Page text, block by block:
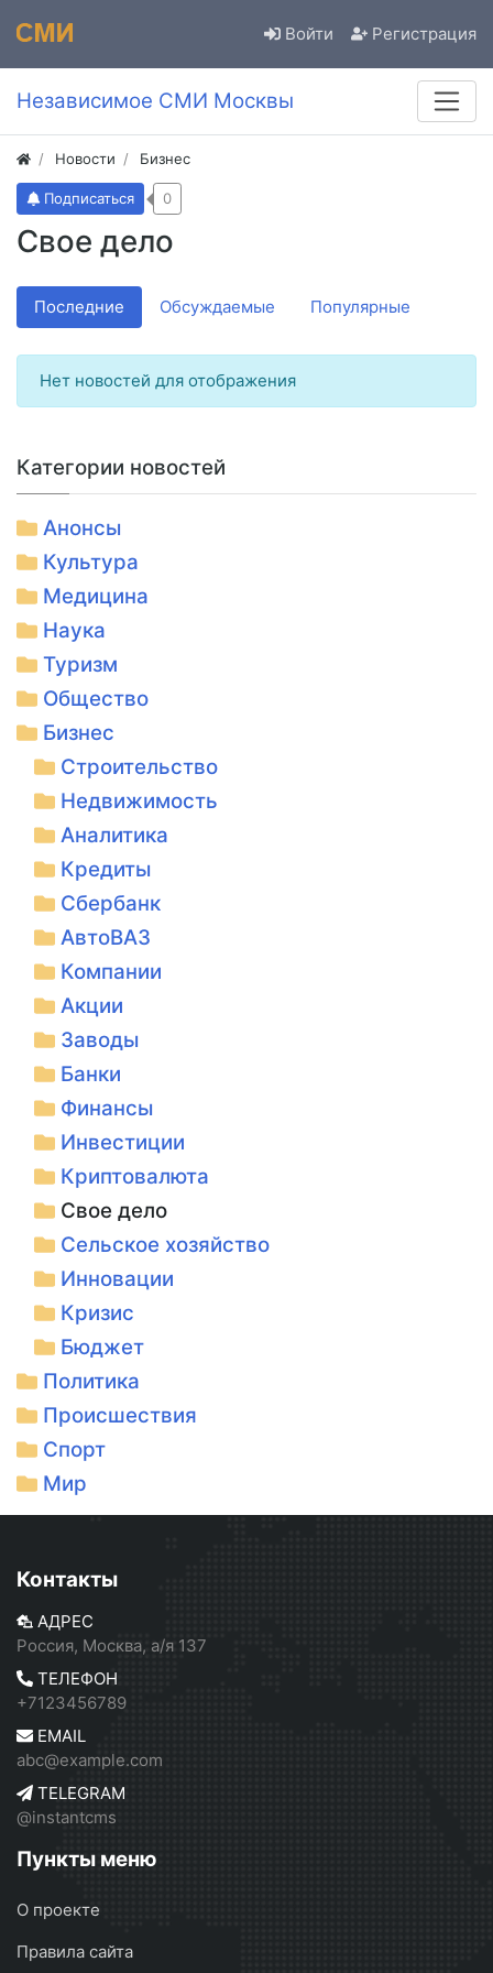
Войти Регистрация
Независимое СМИ Москвы
Новости Бизнес
Свое дело
Подписаться 0
Последние Обсуждаемые Популярные
Нет новостей для отображения
Категории новостей
Анонсы
Культура
Медицина
Наука
Туризм
Общество
Бизнес
Строительство
Недвижимость
Аналитика
Кредиты
Сбербанк
АвтоВАЗ
Компании
Акции
Заводы
Банки
Финансы
Инвестиции
Криптовалюта
Свое дело
Сельское хозяйство
Инновации
Кризис
Бюджет
Политика
Происшествия
Спорт
Мир
Контакты
АДРЕС
Россия, Москва, а/я 137
ТЕЛЕФОН
+7123456789
EMAIL
abc@example.com
TELEGRAM
@instantcms
Пункты меню
О проекте
Правила сайта